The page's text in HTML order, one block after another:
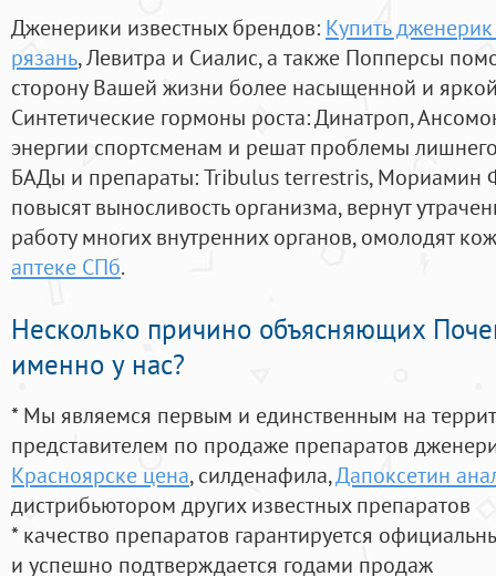
Дженерики известных брендов: Купить
рязань, Левитра и Сиалис, а также Попперсы
сторону Вашей жизни более насыщенной и
Синтетические гормоны роста: Динатроп,
энергии спортсменам и решат проблемы
БАДы и препараты:Tribulus terrestris, Мориамин
повысят выносливость организма, вернут
работу многих внутренних органов, омолодят
аптеке СПб.
Несколько причино объясняющих
именно у нас?
* Мы являемся первым и единственным на
представителем по продаже препаратов
Красноярске цена, силденафила,Дапоксетин
дистрибьютором других известных препаратов
* качество препаратов гарантируется
и успешно подтверждается годами продаж